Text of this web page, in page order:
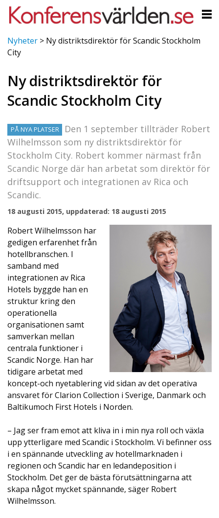
Nyheter > Ny distriktsdirektör för Scandic Stockholm
City
Ny distriktsdirektör för
Scandic Stockholm City
PÅ NYA PLATSER
Den 1 september tillträder Robert
Wilhelmsson som ny distriktsdirektör för
Stockholm City. Robert kommer närmast från
Scandic Norge där han arbetat som direktör för
driftsupport och integrationen av Rica och
Scandic.
18 augusti 2015, uppdaterad: 18 augusti 2015
Robert Wilhelmsson har
gedigen erfarenhet från
hotellbranschen. I
samband med
integrationen av Rica
Hotels byggde han en
struktur kring den
operationella
organisationen samt
samverkan mellan
centrala funktioner i
Scandic Norge. Han har
tidigare arbetat med
koncept-och nyetablering vid sidan av det operativa
ansvaret för Clarion Collection i Sverige, Danmark och
Baltikumoch First Hotels i Norden.
– Jag ser fram emot att kliva in i min nya roll och växla
upp ytterligare med Scandic i Stockholm. Vi befinner oss
i en spännande utveckling av hotellmarknaden i
regionen och Scandic har en ledandeposition i
Stockholm. Det ger de bästa förutsättningarna att
skapa något mycket spännande, säger Robert
Wilhelmsson.